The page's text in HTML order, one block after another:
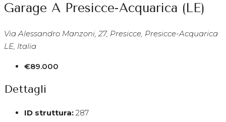
Garage A Presicce-Acquarica (LE)
Via Alessandro Manzoni, 27, Presicce, Presicce-Acquarica
LE, Italia
€89.000
Dettagli
ID struttura: 287